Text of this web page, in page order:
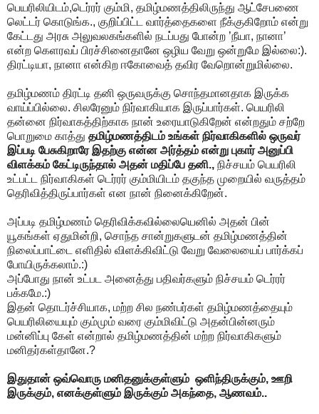
பெயரிலியிடம்,டெர்ரர் கும்மி, தமிழ்மணத்திலிருந்து ஆட்சேபணை
லெட்டர் கொடுங்க., குறிப்பிட்ட வார்த்தைகளை நீக்குகிறோம் என்று
கேட்டது அரசு அலுவலகங்களில் நடப்பது போன்ற ’நீயா, நானா’
என்ற கெளரவப் பிரச்சினைதானே ஒழிய வேறு ஒன்றுமே இல்லை:).
திரட்டியா, நானா என்கிற ஈகோவைத் தவிர வேறொன்றுமில்லை.
தமிழ்மணம் திரட்டி தனி ஒருவருக்கு சொந்தமானதாக இருக்க
வாய்ப்பில்லை. சிலரேனும் நிர்வாகியாக இருப்பார்கள். பெயரிலி
தன்னை நிர்வாகத்திற்காக நான் உரையாடுகிறேன் என்றதும் சற்றே
பொறுமை காத்து தமிழ்மணத்திடம் உங்கள் நிர்வாகிகளில் ஒருவர்
இப்படி பேசுகிறாரே இதற்கு என்ன அர்த்தம் என்று புகார் அனுப்பி
விளக்கம் கேட்டிருந்தால் அதன் மதிப்பே தனி., நிச்சயம் பெயரிலி
உட்பட்ட நிர்வாகிகள் டெர்ரர் கும்மியிடம் தகுந்த முறையில் வருத்தம்
தெரிவித்திருப்பார்கள் என நான் நினைக்கிறேன்.
அப்படி தமிழ்மணம் தெரிவிக்கவில்லையெனில் அதன் பின்
யூகங்கள் ஏதுமின்றி, சொந்த சான்றுகளுடன் தமிழ்மணத்தின்
நிலைப்பாட்டை எளிதில் விளக்கிவிட்டு வேறு வேலையைப் பார்க்கப்
போயிருக்கலாம்.:)
அப்போது நான் உட்பட அனைத்து பதிவர்களும் நிச்சயம் டெர்ரர்
பக்கமே.:)
இதன் தொடர்ச்சியாக, மற்ற சில நண்பர்கள் தமிழ்மணத்தையும்
பெயரிலியையும் கும்மும் வரை கும்மிவிட்டு அதன்பின்னரும்
மன்னிப்பு கேள் என்றால் தமிழ்மணத்தின் மற்ற நிர்வாகிகளும்
மனிதர்கள்தானே.?
இதுதான் ஒவ்வொரு மனிதனுக்குள்ளும் ஒளிந்திருக்கும், ஊறி
இருக்கும், எனக்குள்ளும் இருக்கும் அகந்தை, ஆணவம்..